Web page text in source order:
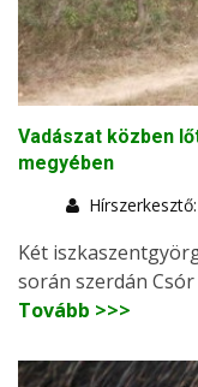
Vadászat közben
megyében
Két
során szerdán
Tovább >>>